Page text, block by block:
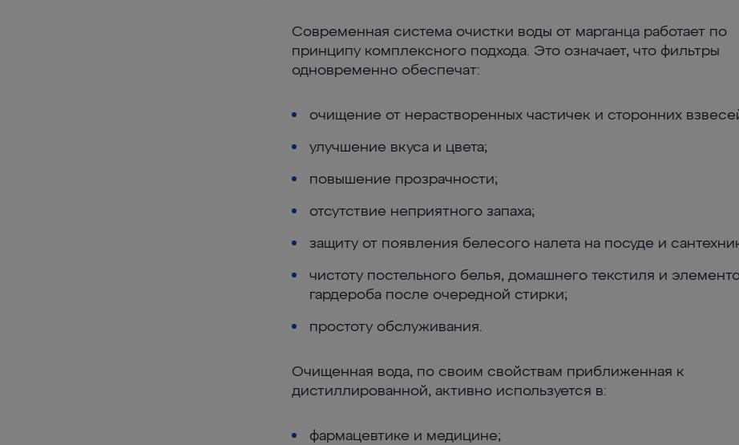
Современная система очистки воды от марганца работает по
принципу комплексного подхода. Это означает, что фильтры
одновременно обеспечат:
очищение от нерастворенных частичек и сторонних
улучшение вкуса и цвета;
повышение прозрачности;
отсутствие неприятного запаха;
защиту от появления белесого налета на посуде и
чистоту постельного белья, домашнего текстиля и
гардероба после очередной стирки;
простоту обслуживания.
Очищенная вода, по своим свойствам приближенная к
дистиллированной, активно используется в:
фармацевтике и медицине;